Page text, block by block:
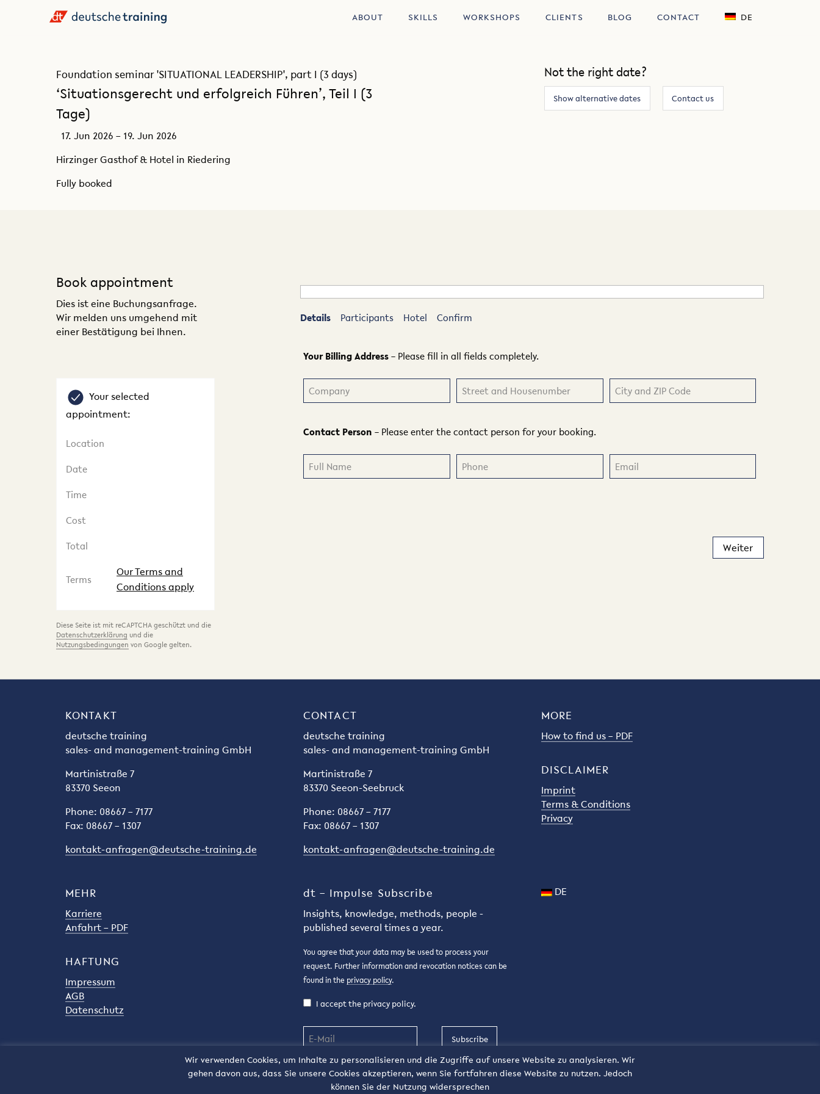
ABOUT SKILLS WORKSHOPS CLIENTS BLOG CONTACT DE
Foundation seminar 'SITUATIONAL LEADERSHIP', part I (3 days)
‘Situationsgerecht und erfolgreich Führen’, Teil I (3
Tage)
17. Jun 2026 – 19. Jun 2026
Hirzinger Gasthof & Hotel in Riedering
Fully booked
Not the right date?
Show alternative dates Contact us
Book appointment
Dies ist eine Buchungsanfrage.
Wir melden uns umgehend mit
einer Bestätigung bei Ihnen.
Your selected
appointment:
Location
Date
Time
Cost
Total
Terms
Our Terms and
Conditions apply
Diese Seite ist mit reCAPTCHA geschützt und die
Datenschutzerklärung und die
Nutzungsbedingungen von Google gelten.
Details Participants Hotel Confirm
Your Billing Address– Please fill in all fields completely.
Contact Person – Please enter the contact person for your booking.
KONTAKT
deutsche training
sales- and management-training GmbH
Martinistraße 7
83370 Seeon
Phone: 08667 – 7177
Fax: 08667 – 1307
kontakt-anfragen@deutsche-training.de
CONTACT
deutsche training
sales- and management-training GmbH
Martinistraße 7
83370 Seeon-Seebruck
Phone: 08667 – 7177
Fax: 08667 – 1307
kontakt-anfragen@deutsche-training.de
MORE
How to find us – PDF
DISCLAIMER
Imprint
Terms & Conditions
Privacy
MEHR
Karriere
Anfahrt – PDF
HAFTUNG
Impressum
AGB
Datenschutz
dt – Impulse Subscribe
Insights, knowledge, methods, people -
published several times a year.
You agree that your data may be used to process your
request. Further information and revocation notices can be
found in the privacy policy.
I accept the privacy policy.
Subscribe
DE
Wir verwenden Cookies, um Inhalte zu personalisieren und die Zugriffe auf unsere Website zu analysieren. Wir
gehen davon aus, dass Sie unsere Cookies akzeptieren, wenn Sie fortfahren diese Website zu nutzen. Jedoch
können Sie der Nutzung widersprechen